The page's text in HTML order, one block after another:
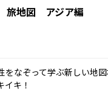
旅地図 アジア編
をなぞって学ぶ新しい地
イキ！